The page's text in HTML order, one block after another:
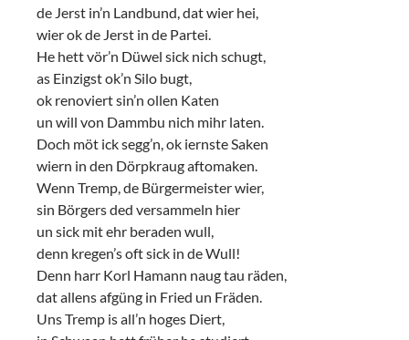
de Jerst in’n Landbund, dat wier hei,
wier ok de Jerst in de Partei.
He hett vör’n Düwel sick nich schugt,
as Einzigst ok’n Silo bugt,
ok renoviert sin’n ollen Katen
un will von Dammbu nich mihr laten.
Doch möt ick segg’n, ok iernste Saken
wiern in den Dörpkraug aftomaken.
Wenn Tremp, de Bürgermeister wier,
sin Börgers ded versammeln hier
un sick mit ehr beraden wull,
denn kregen’s oft sick in de Wull!
Denn harr Korl Hamann naug tau räden,
dat allens afgüng in Fried un Fräden.
Uns Tremp is all’n hoges Diert,